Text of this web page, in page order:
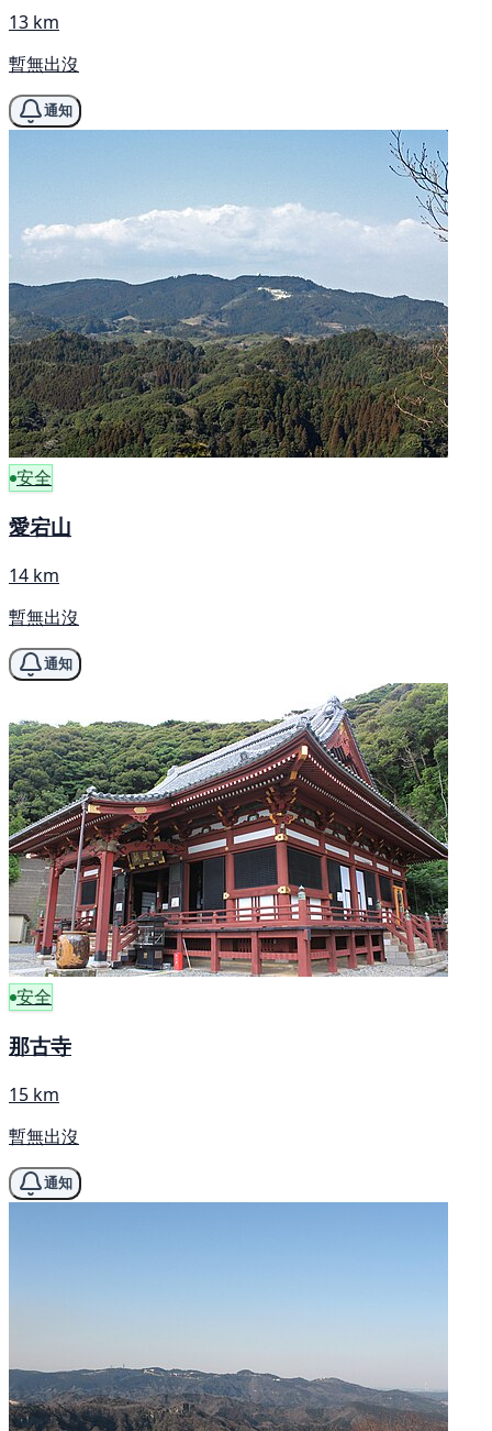
13 km
暫無出沒
通知
安全
愛宕山
14 km
暫無出沒
通知
安全
那古寺
15 km
暫無出沒
通知